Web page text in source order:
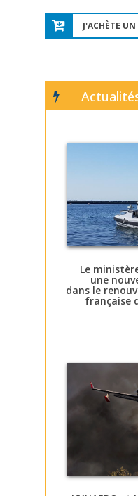
J'ACHÈTE UN
Le
une
dans le
française